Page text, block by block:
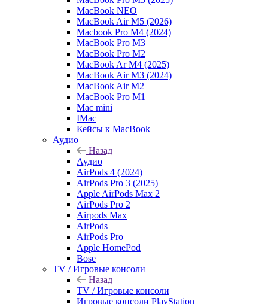
MacBook NEO
MacBook Air M5 (2026)
Macbook Pro M4 (2024)
MacBook Pro M3
MacBook Pro M2
MacBook Ar M4 (2025)
MacBook Air M3 (2024)
MacBook Air M2
MacBook Pro M1
Mac mini
IMac
Кейсы к MacBook
Аудио
Назад
Аудио
AirPods 4 (2024)
AirPods Pro 3 (2025)
Apple AirPods Max 2
AirPods Pro 2
Airpods Max
AirPods
AirPods Pro
Apple HomePod
Bose
TV / Игровые консоли
Назад
TV / Игровые консоли
Игровые консоли PlayStation